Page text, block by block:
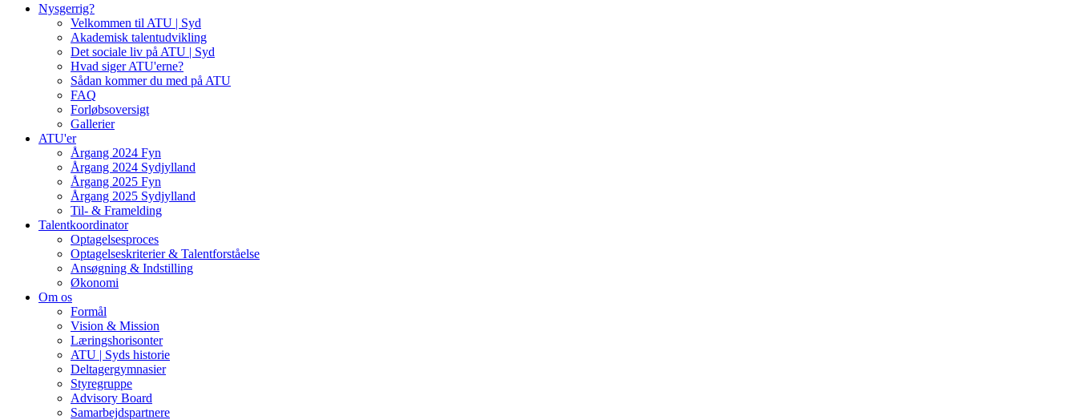
Nysgerrig?
Velkommen til ATU | Syd
Akademisk talentudvikling
Det sociale liv på ATU | Syd
Hvad siger ATU'erne?
Sådan kommer du med på ATU
FAQ
Forløbsoversigt
Gallerier
ATU'er
Årgang 2024 Fyn
Årgang 2024 Sydjylland
Årgang 2025 Fyn
Årgang 2025 Sydjylland
Til- & Framelding
Talentkoordinator
Optagelsesproces
Optagelseskriterier & Talentforståelse
Ansøgning & Indstilling
Økonomi
Om os
Formål
Vision & Mission
Læringshorisonter
ATU | Syds historie
Deltagergymnasier
Styregruppe
Advisory Board
Samarbejdspartnere